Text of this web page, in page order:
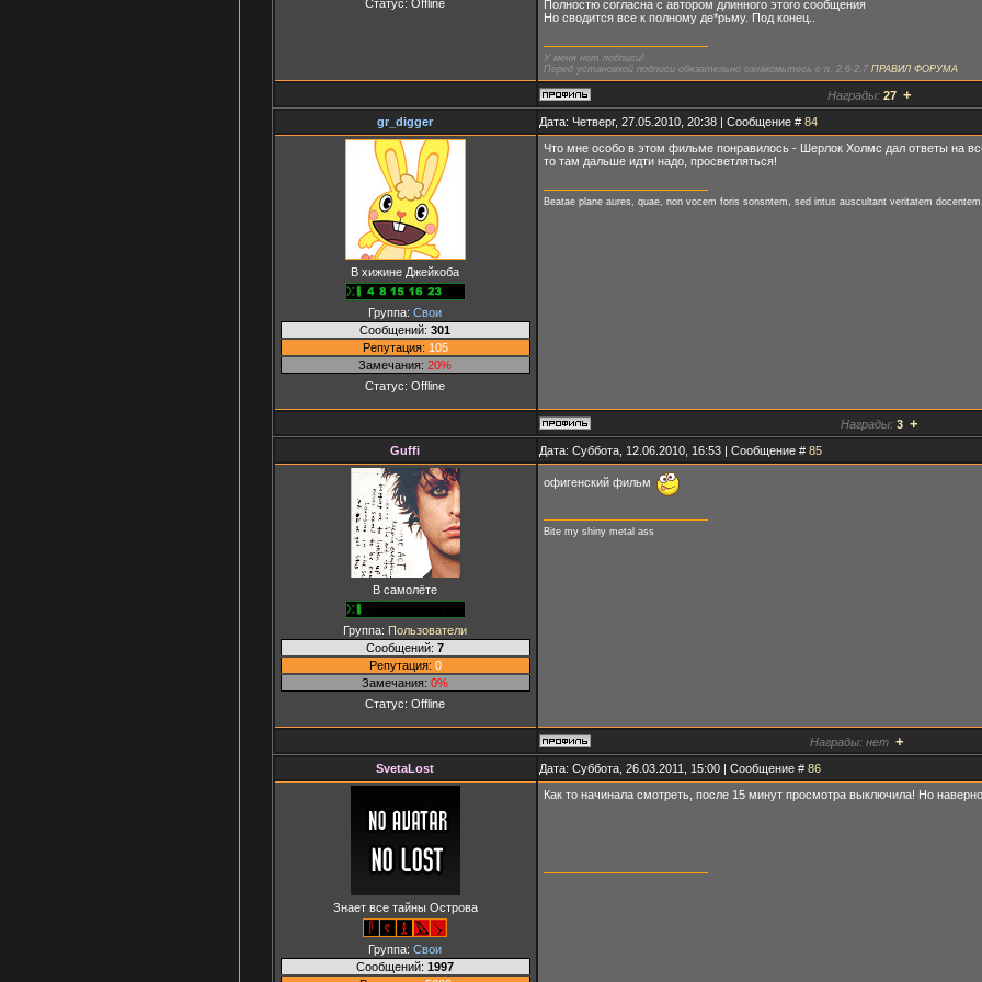
Статус: Offline
Полностю согласна с автором длинного этого сообщения
Но сводится все к полному де*рьму. Под конец..
У меня нет подписи!
Перед установкой подписи обязательно ознакомьтесь с п. 2.6-2.7 ПРАВИЛ ФОРУМА
Награды: 27 +
gr_digger Дата: Четверг, 27.05.2010, 20:38 | Сообщение # 84
В хижине Джейкоба
Группа: Свои
Сообщений: 301
Репутация: 105
Замечания: 20%
Статус: Offline
Что мне особо в этом фильме понравилось - Шерлок Холмс дал ответы на
то там дальше идти надо, просветляться!
Beatae plane aures, quae, non vocem foris sonsntem, sed intus auscultant veritatem docentem.
Награды: 3 +
Guffi Дата: Суббота, 12.06.2010, 16:53 | Сообщение # 85
В самолёте
Группа: Пользователи
Сообщений: 7
Репутация: 0
Замечания: 0%
Статус: Offline
офигенский фильм
Bite my shiny metal ass
Награды: нет +
SvetaLost Дата: Суббота, 26.03.2011, 15:00 | Сообщение # 86
Знает все тайны Острова
Группа: Свои
Сообщений: 1997
Как то начинала смотреть, после 15 минут просмотра выключила! Но